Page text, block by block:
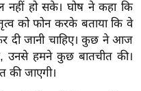
हो सके। घोष ने कहा कि
को फोन करके बताया कि वे
दी जानी चाहिए। कुछ ने आज
उनसे हमने कुछ बातचीत की।
की जाएगी।